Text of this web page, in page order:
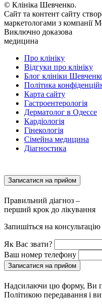
© Клініка Шевченко.
Сайт та контент сайту
маркетологами з компанії
Виключно доказова
медицина
Про клініку
Відгуки про клініку
Блог клініки
Політика
Карта сайту
Гастроентерологія
Дерматолог в Одессе
Кардіологія
Гінекологія
Сімейна медицина
Діагностика
Записатися на прийом
Правильний діагноз –
перший крок до лікування
Запишіться на консультацію
Як Вас звати?
Ваш номер телефону
Записатися на прийом
Надсилаючи цю форму, Ви
Політикою передавання і